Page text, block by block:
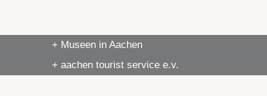
+ Museen in Aachen
+ aachen tourist service e.v.